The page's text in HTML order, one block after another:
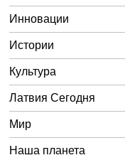
Инновации
Истории
Культура
Латвия Сегодня
Мир
Наша планета